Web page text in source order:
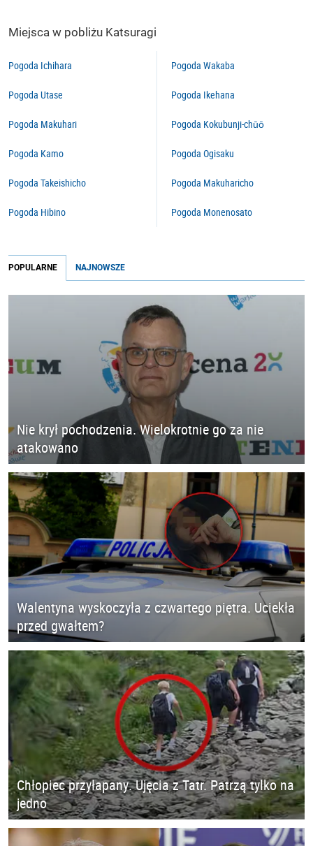
Miejsca w pobliżu Katsuragi
Pogoda Ichihara
Pogoda Utase
Pogoda Makuhari
Pogoda Kamo
Pogoda Takeishicho
Pogoda Hibino
Pogoda Wakaba
Pogoda Ikehana
Pogoda Kokubunji-chūō
Pogoda Ogisaku
Pogoda Makuharicho
Pogoda Monenosato
POPULARNE NAJNOWSZE
Nie krył pochodzenia. Wielokrotnie go za nie
atakowano
Walentyna wyskoczyła z czwartego piętra. Uciekła
przed gwałtem?
Chłopiec przyłapany. Ujęcia z Tatr. Patrzą tylko na
jedno